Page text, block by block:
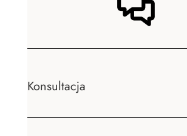
Konsultacja